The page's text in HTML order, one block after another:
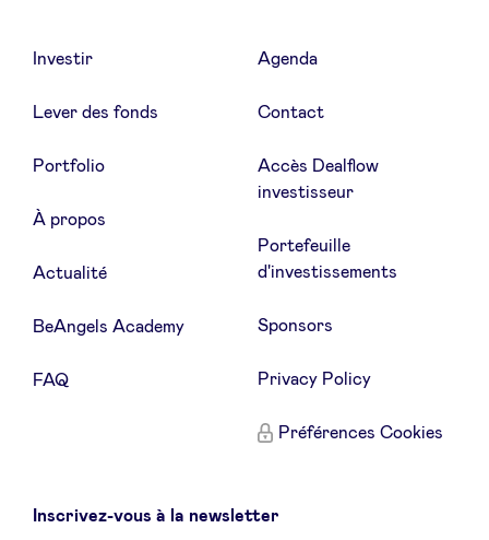
LinkedIn
Investir
Lever des fonds
Portfolio
À propos
Actualité
BeAngels Academy
FAQ
Agenda
Contact
Accès Dealflow
investisseur
Portefeuille
d'investissements
Sponsors
Privacy Policy
Préférences Cookies
Inscrivez-vous à la newsletter